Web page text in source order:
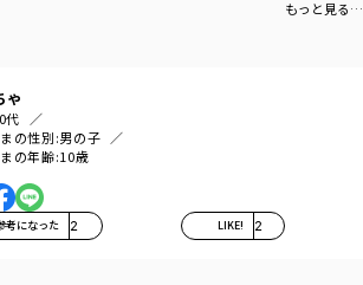
もっと見る…
ゃ
代
の性別:男の子
の年齢:10歳
考になった 2 LIKE! 2
るカラーも新たに登場！
きに
感が出る「脇スリット」入り。
できます。
限定のサイズ展開となります。